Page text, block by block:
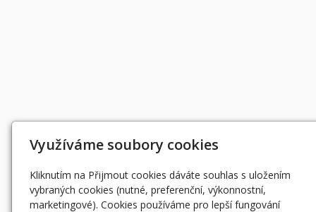
Využíváme soubory cookies
Kliknutím na Přijmout cookies dáváte souhlas s uložením
vybraných cookies (nutné, preferenční, výkonnostní,
marketingové). Cookies používáme pro lepší fungování